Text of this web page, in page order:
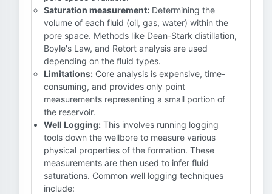
Saturation measurement: Determining the
volume of each fluid (oil, gas, water) within the
pore space. Methods like Dean-Stark distillation,
Boyle's Law, and Retort analysis are used
depending on the fluid types.
Limitations: Core analysis is expensive, time-
consuming, and provides only point
measurements representing a small portion of
the reservoir.
Well Logging: This involves running logging
tools down the wellbore to measure various
physical properties of the formation. These
measurements are then used to infer fluid
saturations. Common well logging techniques
include: